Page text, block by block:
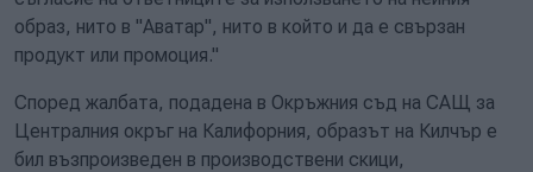
образ, нито в "Аватар", нито в който и да е свързан
продукт или промоция."
Според жалбата, подадена в Окръжния съд на САЩ за
Централния окръг на Калифорния, образът на Килчър е
бил възпроизведен в производствени скици,